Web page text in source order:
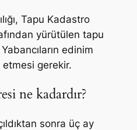
Tapu Kadastro
yürütülen tapu
edinim
etmesi gerekir.
ne kadardır?
sonra üç ay